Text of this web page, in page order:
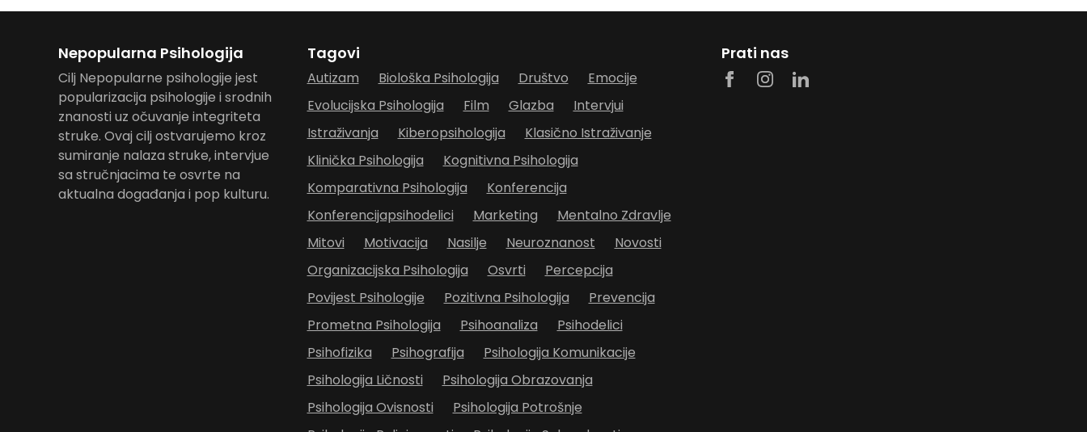
Nepopularna Psihologija
Cilj Nepopularne psihologije jest
popularizacija psihologije i srodnih
znanosti uz očuvanje integriteta
struke. Ovaj cilj ostvarujemo kroz
sumiranje nalaza struke, intervjue
sa stručnjacima te osvrte na
aktualna događanja i pop kulturu.
Tagovi
Autizam Biološka Psihologija Društvo
Emocije
Evolucijska Psihologija
Film Glazba
Intervjui
Istraživanja
Kiberopsihologija
Klasično Istraživanje
Klinička Psihologija
Kognitivna Psihologija
Komparativna Psihologija
Konferencija
Konferencijapsihodelici
Marketing
Mentalno Zdravlje
Mitovi
Motivacija Nasilje Neuroznanost
Novosti
Organizacijska Psihologija
Osvrti
Percepcija
Povijest Psihologije
Pozitivna Psihologija
Prevencija
Prometna Psihologija
Psihoanaliza
Psihodelici
Psihofizika
Psihografija
Psihologija Komunikacije
Psihologija Ličnosti
Psihologija Obrazovanja
Psihologija Ovisnosti
Psihologija Potrošnje
Prati nas